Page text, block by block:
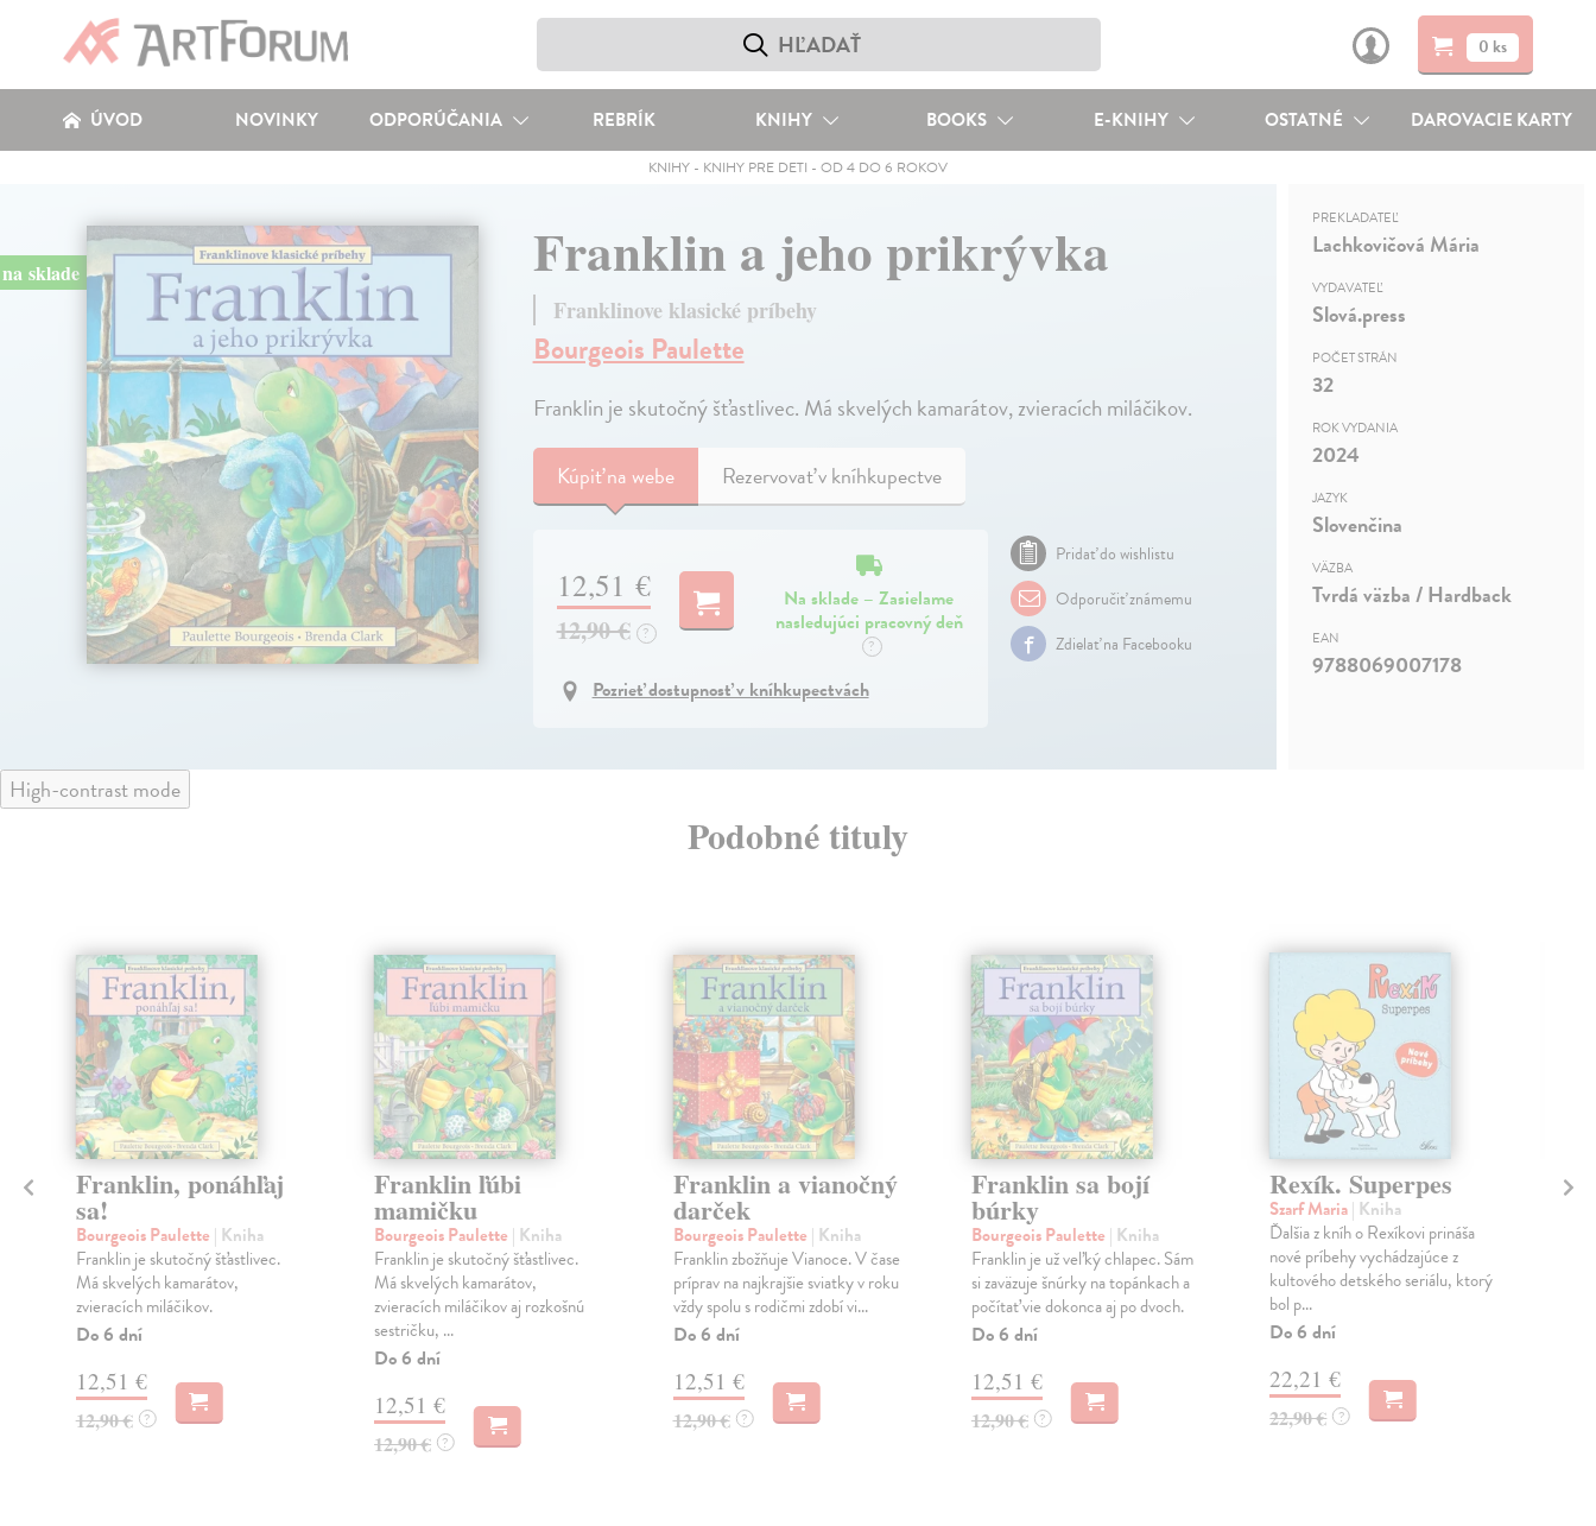
0 ks
ÚVOD NOVINKY ODPORÚČANIA REBRÍK KNIHY BOOKS E-KNIHY OSTATNÉ DAROVACIE KARTY
KNIHY- KNIHY PRE DETI - OD 4 DO 6 ROKOV
na sklade Franklin a jeho prikrývka
Franklinove klasické príbehy
Bourgeois Paulette
Franklin je skutočný šťastlivec. Má skvelých kamarátov, zvieracích miláčikov.
Kúpiťna webe Rezervovať v kníhkupectve
12,51 €
12,90 € ?
Na sklade – Zasielame
nasledujúci pracovný deň
?
Pozrieť dostupnosť v kníhkupectvách
Pridať do wishlistu
Odporučiť známemu
Zdielať na Facebooku
PREKLADATEĽ
Lachkovičová Mária
VYDAVATEĽ
Slová.press
POČET STRÁN
32
ROK VYDANIA
2024
JAZYK
Slovenčina
VÄZBA
Tvrdá väzba / Hardback
EAN
9788069007178
High-contrast mode
Podobné tituly
Franklin, ponáhľaj
sa!
Bourgeois Paulette | Kniha
Franklin je skutočný šťastlivec.
Má skvelých kamarátov,
zvieracích miláčikov.
Do 6 dní
12,51 €
12,90 € ?
Franklin ľúbi
mamičku
Bourgeois Paulette | Kniha
Franklin je skutočný šťastlivec.
Má skvelých kamarátov,
zvieracích miláčikov aj rozkošnú
sestričku, ...
Do 6 dní
12,51 €
12,90 € ?
Franklin a vianočný
darček
Bourgeois Paulette | Kniha
Franklin zbožňuje Vianoce. V čase
príprav na najkrajšie sviatky v roku
vždy spolu s rodičmi zdobí vi...
Do 6 dní
12,51 €
12,90 € ?
Franklin sa bojí
búrky
Bourgeois Paulette | Kniha
Franklin je už veľký chlapec. Sám
si zaväzuje šnúrky na topánkach a
počítať vie dokonca aj po dvoch.
Do 6 dní
12,51 €
12,90 € ?
Rexík. Superpes
Szarf Maria| Kniha
Ďalšia z kníh o Rexíkovi prináša
nové príbehy vychádzajúce z
kultového detského seriálu, ktorý
bol p...
Do 6 dní
22,21 €
22,90 € ?